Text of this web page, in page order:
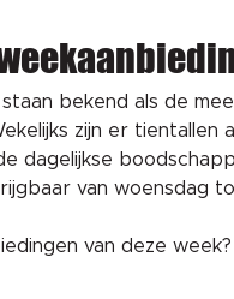
bekend als de
zijn er tientallen
dagelijkse
van woensdag
van deze week?